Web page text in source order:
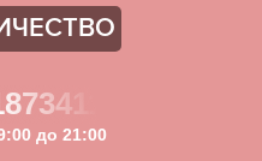
до 21:00